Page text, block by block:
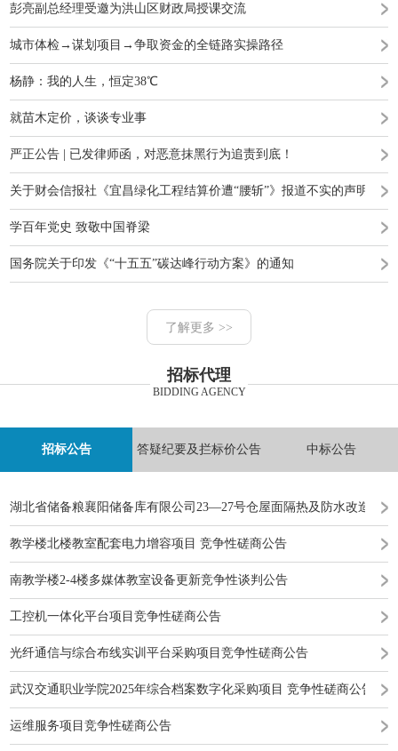
彭亮副总经理受邀为洪山区财政局授课交流
城市体检→谋划项目→争取资金的全链路实操路径
杨静：我的人生，恒定38℃
就苗木定价，谈谈专业事
严正公告 | 已发律师函，对恶意抹黑行为追责到底！
关于财会信报社《宜昌绿化工程结算价遭“腰斩”》报道不实的声明
学百年党史 致敬中国脊梁
国务院关于印发《“十五五”碳达峰行动方案》的通知
了解更多 >>
招标代理
BIDDING AGENCY
招标公告 答疑纪要及拦标价公告 中标公告
湖北省储备粮襄阳储备库有限公司23—27号仓屋面隔热及防水改造工
教学楼北楼教室配套电力增容项目 竞争性磋商公告
南教学楼2-4楼多媒体教室设备更新竞争性谈判公告
工控机一体化平台项目竞争性磋商公告
光纤通信与综合布线实训平台采购项目竞争性磋商公告
武汉交通职业学院2025年综合档案数字化采购项目 竞争性磋商公告
运维服务项目竞争性磋商公告